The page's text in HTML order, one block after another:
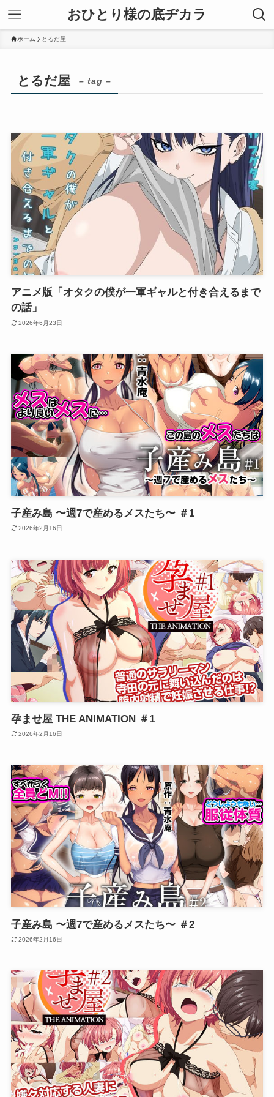
おひとり様の底ヂカラ
ホーム とるだ屋
とるだ屋 – tag –
アニメ版「オタクの僕が一軍ギャルと付き合えるまで
の話」
2026年6月23日
子産み島 〜週7で産めるメスたち〜 ＃1
2026年2月16日
孕ませ屋 THE ANIMATION ＃1
2026年2月16日
子産み島 〜週7で産めるメスたち〜 ＃2
2026年2月16日